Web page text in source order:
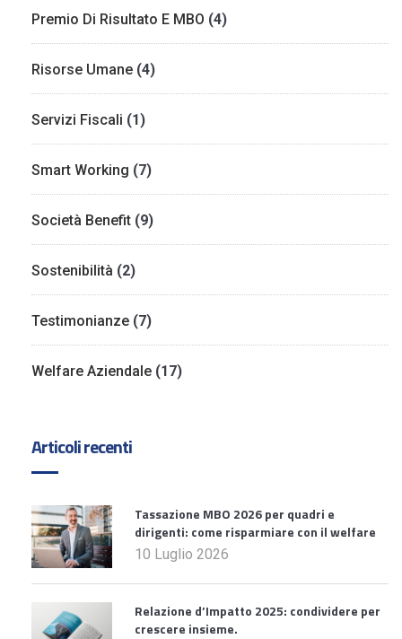
Premio Di Risultato E MBO (4)
Risorse Umane (4)
Servizi Fiscali (1)
Smart Working (7)
Società Benefit (9)
Sostenibilità (2)
Testimonianze (7)
Welfare Aziendale (17)
Articoli recenti
Tassazione MBO 2026 per quadri e
dirigenti: come risparmiare con il welfare
10 Luglio 2026
Relazione d’Impatto 2025: condividere per
crescere insieme.